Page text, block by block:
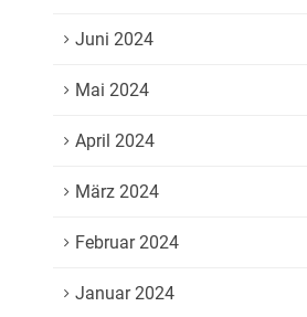
Juni 2024
Mai 2024
April 2024
März 2024
Februar 2024
Januar 2024